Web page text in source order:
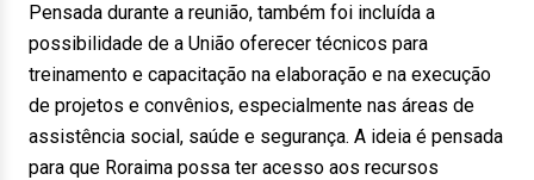
Pensada durante a reunião, também foi incluída a
possibilidade de a União oferecer técnicos para
treinamento e capacitação na elaboração e na execução
de projetos e convênios, especialmente nas áreas de
assistência social, saúde e segurança. A ideia é pensada
para que Roraima possa ter acesso aos recursos